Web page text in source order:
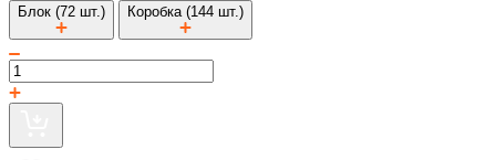
Блок (72 шт.) Коробка (144 шт.)